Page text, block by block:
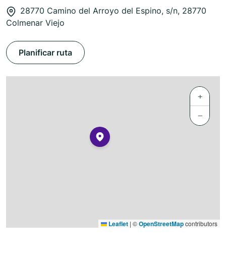
28770 Camino del Arroyo del Espino, s/n, 28770
Colmenar Viejo
Planificar ruta
+
−
Leaflet | ©OpenStreetMapcontributors